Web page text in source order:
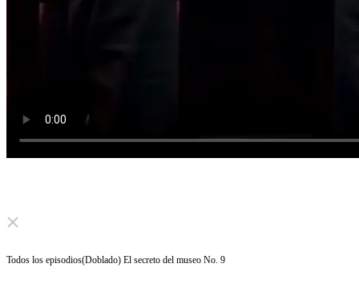
Click to unmute
Todos los episodios(Doblado) El secreto del museo No. 9